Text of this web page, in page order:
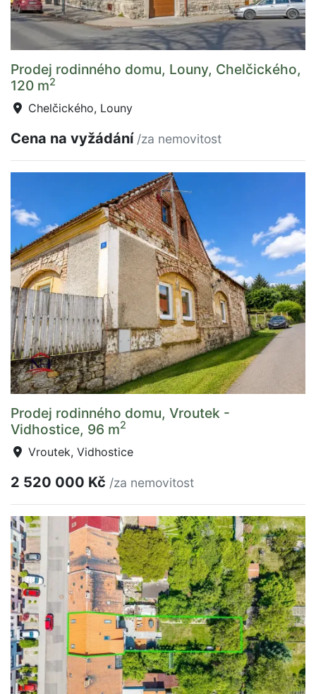
Prodej rodinného domu, Louny, Chelčického,
120 m2
Chelčického, Louny
Cena na vyžádání /za nemovitost
Prodej rodinného domu, Vroutek -
Vidhostice, 96 m2
Vroutek, Vidhostice
2 520 000 Kč /za nemovitost